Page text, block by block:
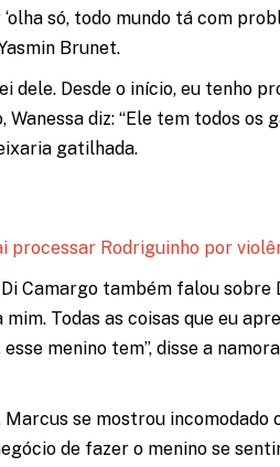
só, todo mundo tá com
Brunet.
dele. Desde o início, eu tenho
Wanessa diz: “Ele tem todos
gatilhada.
processar Rodriguinho por
Camargo também falou sobre
Todas as coisas que eu
menino tem”, disse a
se mostrou incomodado
de fazer o menino se